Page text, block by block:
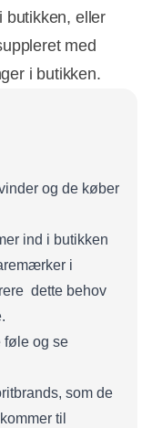
butikken, eller
med
i butikken.
og de køber
ind i butikken
i
 dette behov
føle og se
som de
til